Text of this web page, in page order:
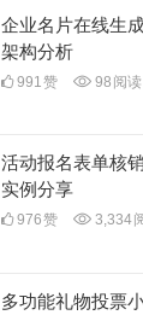
企业名片在线生
架构分析
991赞 98 阅读
活动报名表单核
实例分享
976赞 3,334
多功能礼物投票